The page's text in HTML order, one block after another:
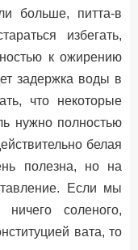
больше, питта-в
избегать,
к ожирению
задержка воды в
что некоторые
нужно полностью
белая
полезна, но на
Если мы
соленого,
вата, то